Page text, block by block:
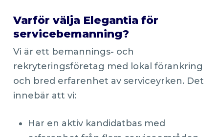
Varför välja Elegantia för
servicebemanning?
Vi är ett bemannings- och
rekryteringsföretag med lokal förankring
och bred erfarenhet av serviceyrken. Det
innebär att vi:
Har en aktiv kandidatbas med